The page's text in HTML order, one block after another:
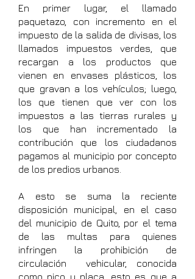
En primer lugar, el llamado
paquetazo, con incremento en el
impuesto de la salida de divisas, los
llamados impuestos verdes, que
recargan a los productos que
vienen en envases plásticos, los
que gravan a los vehículos; luego,
los que tienen que ver con los
impuestos a las tierras rurales y
los que han incrementado la
contribución que los ciudadanos
pagamos al municipio por concepto
de los predios urbanos.
A esto se suma la reciente
disposición municipal, en el caso
del municipio de Quito, por el tema
de las multas para quienes
infringen la prohibición de
circulación vehicular, conocida
como pico y placa, esto es que a